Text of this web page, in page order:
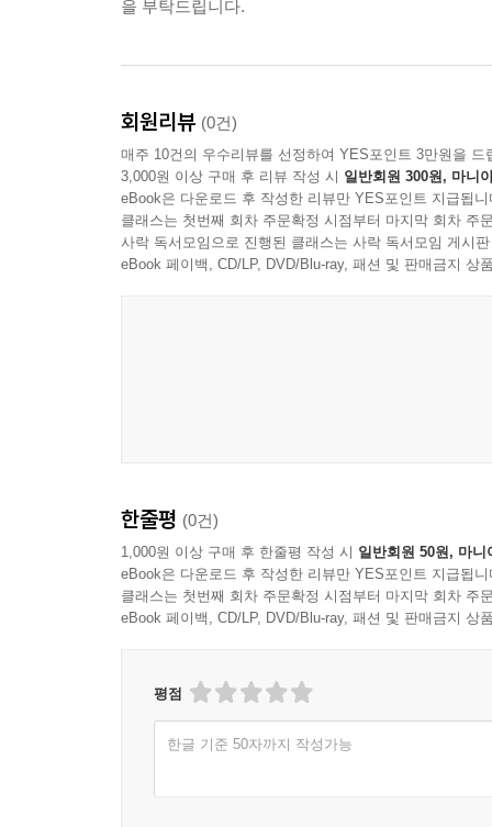
을 부탁드립니다.
회원리뷰 (0건)
매주 10건의 우수리뷰를 선정하여 YES포인트 3만원을 드
3,000원 이상 구매 후 리뷰 작성 시 일반회원 300원, 마니
eBook은 다운로드 후 작성한 리뷰만 YES포인트 지급됩니
클래스는 첫번째 회차 주문확정 시점부터 마지막 회차 주
사락 독서모임으로 진행된 클래스는 사락 독서모임 게시
eBook 페이백, CD/LP, DVD/Blu-ray, 패션 및 판매금지 상
한줄평 (0건)
1,000원 이상 구매 후 한줄평 작성 시 일반회원 50원, 마니
eBook은 다운로드 후 작성한 리뷰만 YES포인트 지급됩니
클래스는 첫번째 회차 주문확정 시점부터 마지막 회차 주
eBook 페이백, CD/LP, DVD/Blu-ray, 패션 및 판매금지 상
평점
한글 기준 50자까지 작성가능